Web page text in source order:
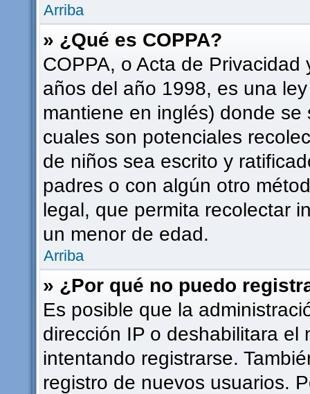
Arriba
» ¿Qué es COPPA?
COPPA, o Acta de
años del año 1998, es una
mantiene en inglés) donde
cuales son potenciales
de niños sea escrito y
padres o con algún otro
legal, que permita recolectar
un menor de edad.
Arriba
» ¿Por qué no puedo
Es posible que la
dirección IP o deshabilitara
intentando registrarse.
registro de nuevos usuarios.